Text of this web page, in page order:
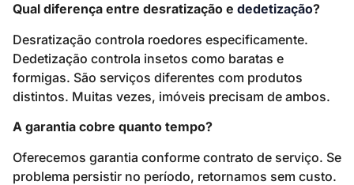
Qual diferença entre desratização e dedetização?
Desratização controla roedores especificamente.
Dedetização controla insetos como baratas e
formigas. São serviços diferentes com produtos
distintos. Muitas vezes, imóveis precisam de ambos.
A garantia cobre quanto tempo?
Oferecemos garantia conforme contrato de serviço. Se
problema persistir no período, retornamos sem custo.